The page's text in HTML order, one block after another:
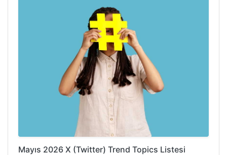
Mayıs 2026 X (Twitter) Trend Topics Listesi